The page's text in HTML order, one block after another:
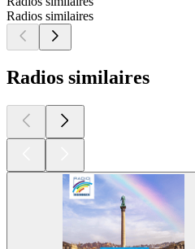
Radios similaires
Radios similaires